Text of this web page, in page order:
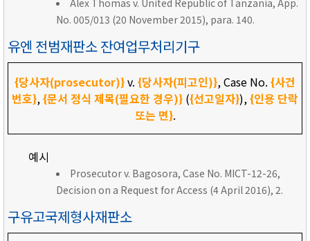
Alex Thomas v. United Republic of Tanzania, App.
No. 005/013 (20 November 2015), para. 140.
유엔 전범재판소 잔여업무처리기구
{당사자(prosecutor)}v. {당사자(피고인)}, Case No. {사건
번호},{문서 정식 제목(필요한 경우)} ({선고일자}),{인용 단락
또는 면}.
예시
Prosecutor v. Bagosora, Case No. MICT-12-26,
Decision on a Request for Access (4 April 2016), 2.
구유고국제형사재판소